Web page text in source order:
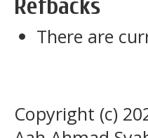
Refbacks
There are
Copyright (c)